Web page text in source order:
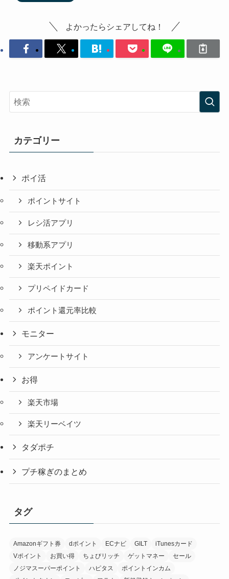
よかったらシェアしてね！
カテゴリー
ポイ活
ポイントサイト
レシ活アプリ
移動系アプリ
楽天ポイント
プリペイドカード
ポイント還元率比較
モニター
アンケートサイト
お得
楽天市場
楽天リーベイツ
タダポチ
プチ稼ぎのまとめ
タグ
Amazonギフト券 dポイント ECナビ GILT
iTunesカード
Vポイント
お買い得 ちょびリッチ ゲットマネー
セール
ノジマスーパーポイント
ハピタス
ポイントインカム